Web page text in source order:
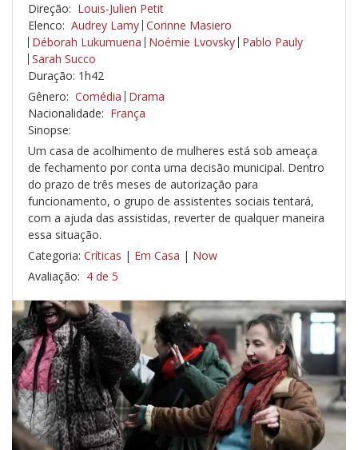
Direção: Louis-Julien Petit
Elenco: Audrey Lamy Corinne Masiero
Déborah Lukumuena Noémie Lvovsky Pablo Pauly
Sarah Succo
Duração: 1h42
Gênero: Comédia Drama
Nacionalidade: França
Sinopse:
Um casa de acolhimento de mulheres está sob ameaça
de fechamento por conta uma decisão municipal. Dentro
do prazo de três meses de autorização para
funcionamento, o grupo de assistentes sociais tentará,
com a ajuda das assistidas, reverter de qualquer maneira
essa situação.
Categoria: Críticas | Em Casa | Now
Avaliação: 4 de 5